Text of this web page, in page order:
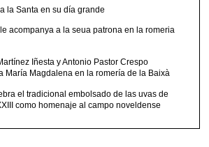
la Santa en su día grande
acompanya a la seua patrona en la romeria
Iñesta y Antonio Pastor Crespo
María Magdalena en la romería de la Baixà
el tradicional embolsado de las uvas de
como homenaje al campo noveldense